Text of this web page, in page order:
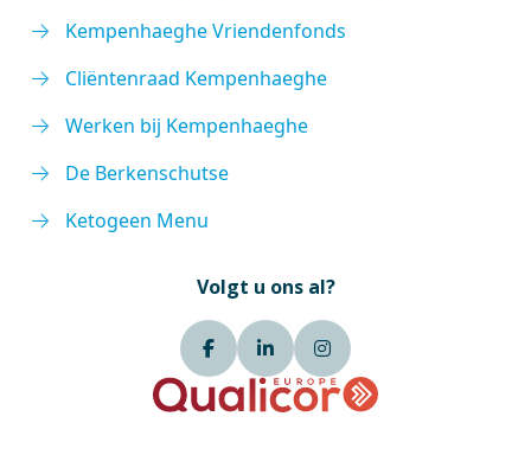
Kempenhaeghe Vriendenfonds
Cliëntenraad Kempenhaeghe
Werken bij Kempenhaeghe
De Berkenschutse
Ketogeen Menu
Volgt u ons al?